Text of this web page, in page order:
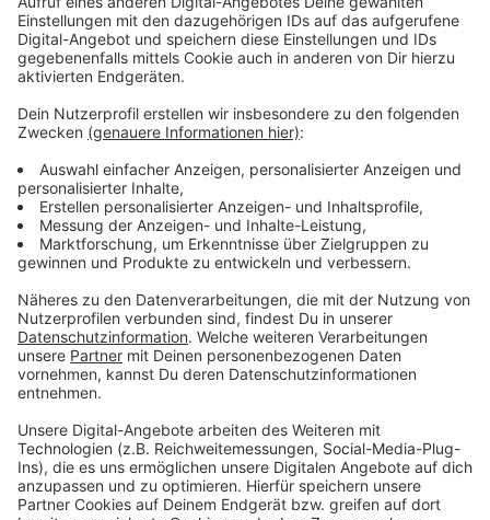
Anzeige
Unsere Herbst-Comedy mit Lisa Feller
"Herbst Dich nicht so!"
So heißt unsere neue Serie von und mit Lisa Feller, die
uns diesen Herbst lustig machen wird. Lisa lässt dabei
falschen Klamotten, Diäten und Mücken im Herbst,
oder Backen und Kürbisse schnitzen. Lisa geht mit
täglich uns locker durch den Herbst.
Anzeige
Lisa Feller mit Programm auf Tour
Anzeige